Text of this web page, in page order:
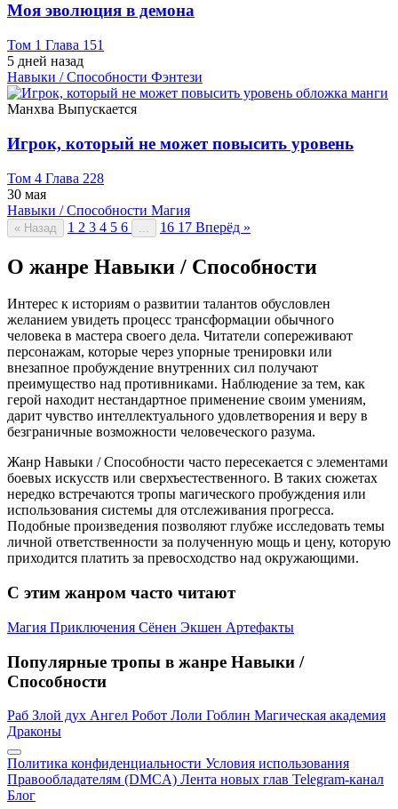
Моя эволюция в демона
Том 1 Глава 151
5 дней назад
Навыки / Способности Фэнтези
Манхва Выпускается
Игрок, который не может повысить уровень
Том 4 Глава 228
30 мая
Навыки / Способности Магия
« Назад 1 2 3 4 5 6 16 17 Вперёд »
О жанре Навыки / Способности
Интерес к историям о развитии талантов обусловлен
желанием увидеть процесс трансформации обычного
человека в мастера своего дела. Читатели сопереживают
персонажам, которые через упорные тренировки или
внезапное пробуждение внутренних сил получают
преимущество над противниками. Наблюдение за тем, как
герой находит нестандартное применение своим умениям,
дарит чувство интеллектуального удовлетворения и веру в
безграничные возможности человеческого разума.
Жанр Навыки / Способности часто пересекается с элементами
боевых искусств или сверхъестественного. В таких сюжетах
нередко встречаются тропы магического пробуждения или
использования системы для отслеживания прогресса.
Подобные произведения позволяют глубже исследовать темы
личной ответственности за полученную мощь и цену, которую
приходится платить за превосходство над окружающими.
С этим жанром часто читают
Магия Приключения Сёнен Экшен Артефакты
Популярные тропы в жанре Навыки /
Способности
Раб Злой дух Ангел Робот Лоли Гоблин Магическая академия
Драконы
Политика конфиденциальности Условия использования
Правообладателям (DMCA) Лента новых глав Telegram-канал
Блог